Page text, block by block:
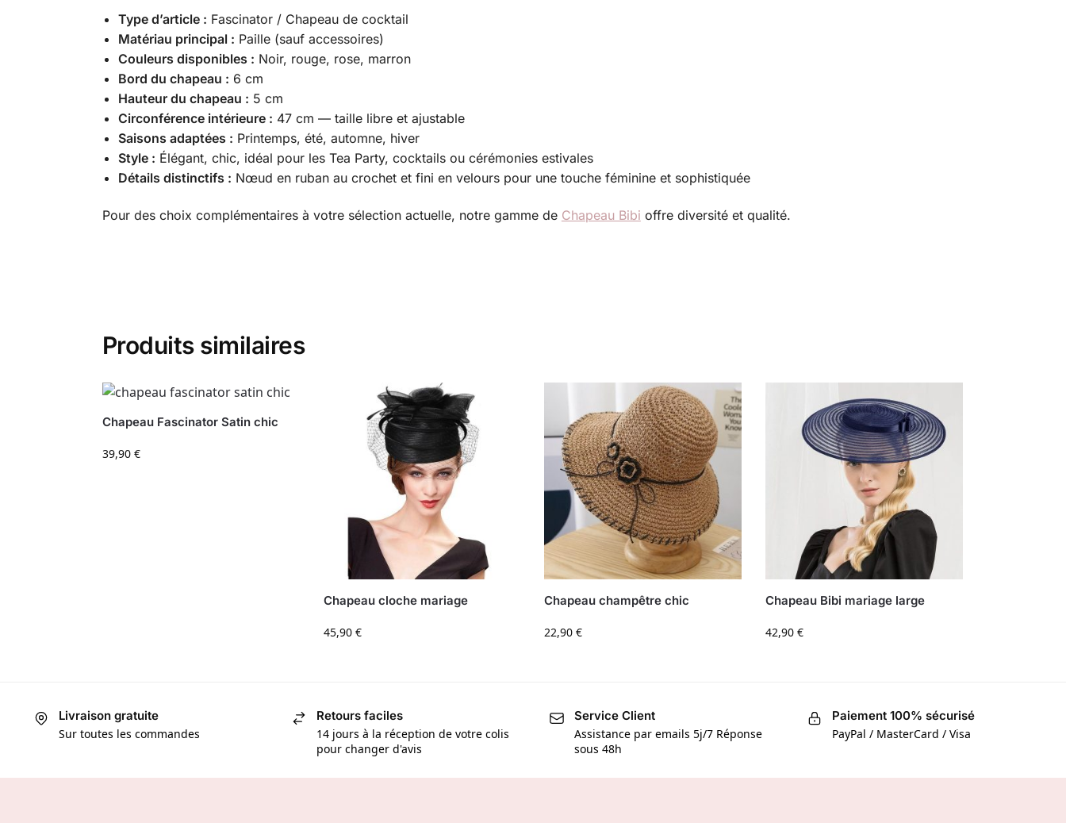
Type d’article : Fascinator / Chapeau de cocktail
Matériau principal : Paille (sauf accessoires)
Couleurs disponibles : Noir, rouge, rose, marron
Bord du chapeau : 6 cm
Hauteur du chapeau : 5 cm
Circonférence intérieure : 47 cm — taille libre et ajustable
Saisons adaptées : Printemps, été, automne, hiver
Style : Élégant, chic, idéal pour les Tea Party, cocktails ou cérémonies estivales
Détails distinctifs : Nœud en ruban au crochet et fini en velours pour une touche féminine et sophistiquée
Pour des choix complémentaires à votre sélection actuelle, notre gamme de Chapeau Bibi offre diversité et qualité.
Produits similaires
Chapeau Fascinator Satin chic
39,90 €
Chapeau cloche mariage
45,90 €
Chapeau champêtre chic
22,90€
Chapeau Bibi mariage large
42,90€
Livraison gratuite
Sur toutes les commandes
Retours faciles
14 jours à la réception de votre colis
pour changer d'avis
Service Client
Assistance par emails 5j/7 Réponse
sous 48h
Paiement 100% sécurisé
PayPal / MasterCard / Visa